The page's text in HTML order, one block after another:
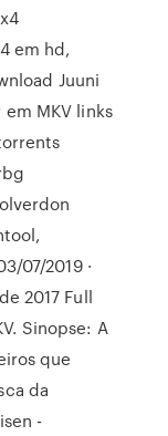
em hd,
Juuni
MKV links
07/2019 ·
2017 Full
Sinopse: A
que
da
-